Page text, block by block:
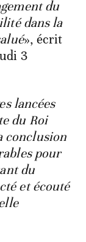
du
dans la
», écrit
3
lancées
du Roi
conclusion
pour
du
et écouté